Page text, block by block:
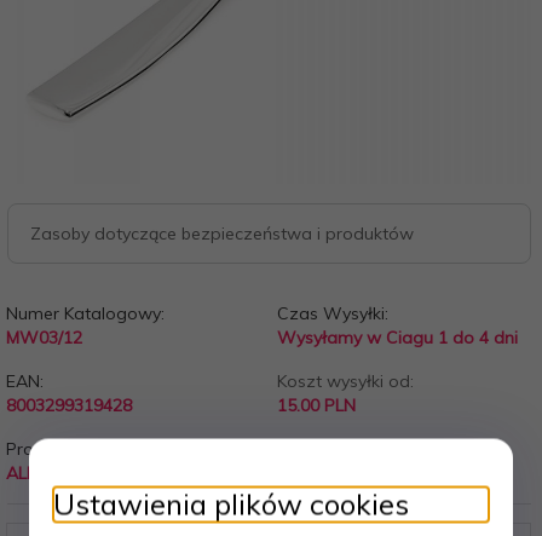
Zasoby dotyczące bezpieczeństwa i produktów
Numer Katalogowy:
MW03/12
Czas Wysyłki:
Wysyłamy w Ciagu 1 do 4 dni
EAN:
8003299319428
Koszt wysyłki od:
15.00 PLN
Producent:
ALESSI
Ustawienia plików cookies